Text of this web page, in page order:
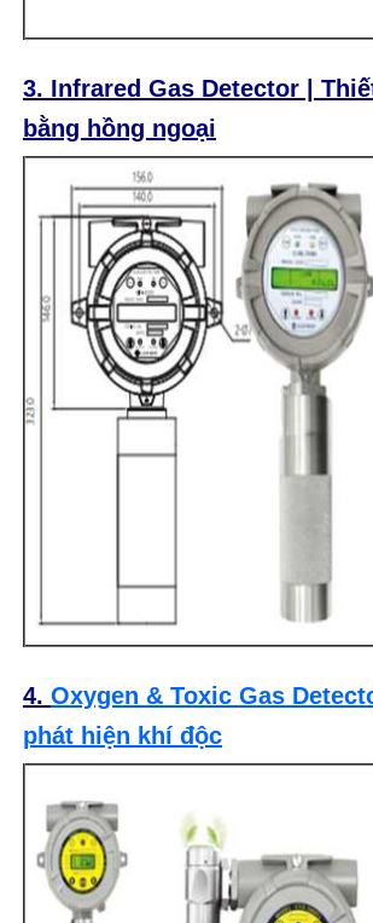
3. Infrared Gas Detector |
bằng hồng ngoại
4. Oxygen & Toxic Gas
phát hiện khí độc